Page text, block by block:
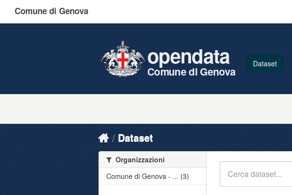
Comune di Genova
opendata
Comune di Genova
Dataset
Dataset
Organizzazioni
Comune di Genova - ... (3)